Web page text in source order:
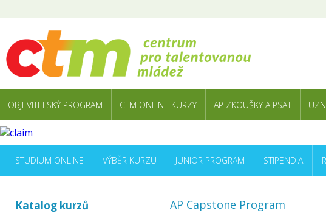
OBJEVITELSKÝ PROGRAM CTM ONLINE KURZY AP ZKOUŠKY A PSAT
STUDIUM ONLINE VÝBĚR KURZU JUNIOR PROGRAM STIPENDIA
Katalog kurzů AP Capstone Program